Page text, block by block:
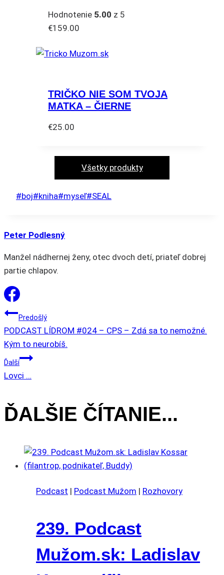
vybrať
produktu.
Hodnotenie 5.00 z 5
€159.00
TRIČKO NIE SOM TVOJA
MATKA – ČIERNE
€25.00
produkt
viacero
variantov.
môžete
na
stránke
Všetky produkty
Post
#boj#kniha#myseľ#SEAL
Peter Podlesný
Manžel nádhernej ženy, otec dvoch detí, priateľ dobrej
partie chlapov.
NAVIGÁCIA
V
ČLÁNKU
Predošlý
PODCAST LÍDROM #024 – CPS – Zdá sa to nemožné.
Kým to neurobíš.
Ďalší
Lovci …
ĎALŠIE ČÍTANIE...
Podcast | Podcast Mužom | Rozhovory
239. Podcast
Mužom.sk: Ladislav